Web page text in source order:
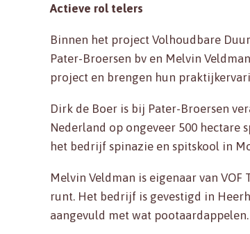
Actieve rol telers
Binnen het project Volhoudbare
Pater-Broersen bv en Melvin
project en brengen hun
Dirk de Boer is bij Pater-Broersen
Nederland op ongeveer 500 hectare
het bedrijf spinazie en spitskool in
Melvin Veldman is eigenaar van
runt. Het bedrijf is gevestigd in
aangevuld met wat pootaardappelen.